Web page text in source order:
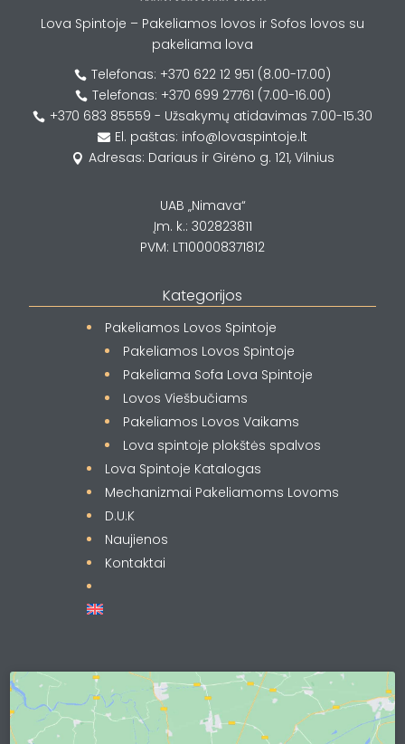
Lova Spintoje – Pakeliamos lovos ir Sofos lovos su
pakeliama lova
 Telefonas: +370 622 12 951 (8.00-17.00)
 Telefonas: +370 699 27761 (7.00-16.00)
 +370 683 85559 - Užsakymų atidavimas 7.00-15.30
 El. paštas: info@lovaspintoje.lt
 Adresas: Dariaus ir Girėno g. 121, Vilnius
UAB „Nimava“
Įm. k.: 302823811
PVM: LT100008371812
Kategorijos
Pakeliamos Lovos Spintoje
Pakeliamos Lovos Spintoje
Pakeliama Sofa Lova Spintoje
Lovos Viešbučiams
Pakeliamos Lovos Vaikams
Lova spintoje plokštės spalvos
Lova Spintoje Katalogas
Mechanizmai Pakeliamoms Lovoms
D.U.K
Naujienos
Kontaktai